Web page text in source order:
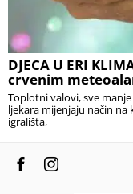
DJECA U ERI
crvenim
Toplotni valovi, sve
ljekara mijenjaju način na
igrališta,